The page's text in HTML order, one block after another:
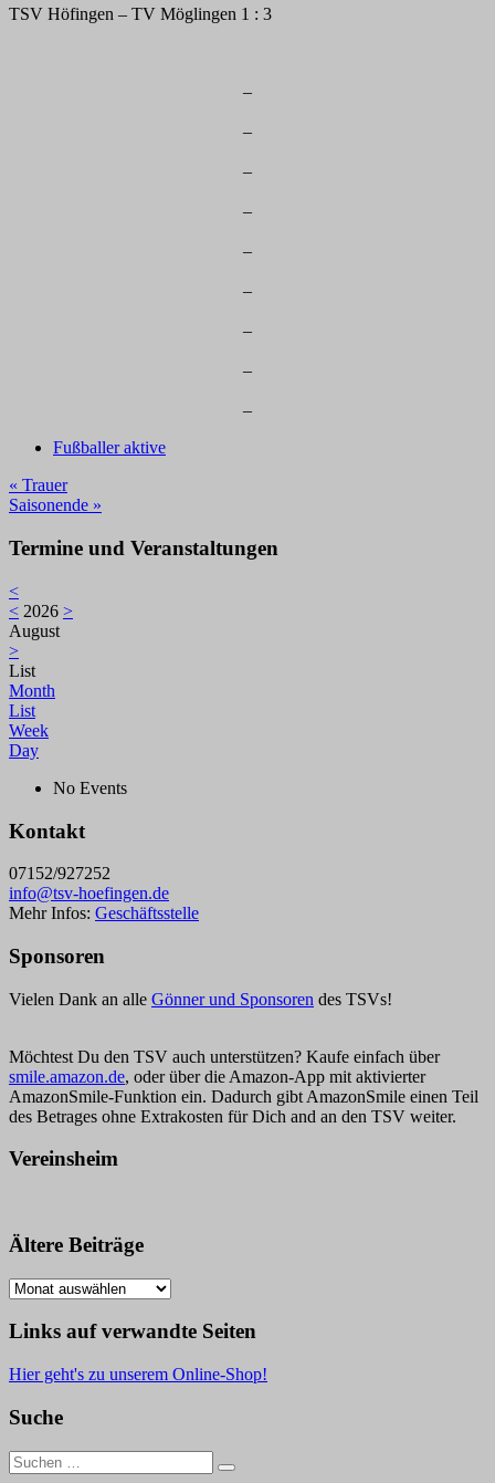
TSV Höfingen – TV Möglingen 1 : 3
–
–
–
–
–
–
–
–
–
Fußballer aktive
Beitragsnavigation
« Trauer
Saisonende »
Termine und Veranstaltungen
<
< 2026 >
August
>
List
Month
List
Week
Day
No Events
Kontakt
07152/927252
info@tsv-hoefingen.de
Mehr Infos: Geschäftsstelle
Sponsoren
Vielen Dank an alle Gönner und Sponsoren des TSVs!
Möchtest Du den TSV auch unterstützen? Kaufe einfach über
smile.amazon.de, oder über die Amazon-App mit aktivierter
AmazonSmile-Funktion ein. Dadurch gibt AmazonSmile einen Teil
des Betrages ohne Extrakosten für Dich and an den TSV weiter.
Vereinsheim
Ältere Beiträge
Ältere
Links auf verwandte Seiten
Hier geht's zu unserem Online-Shop!
Suche
Suche
nach: